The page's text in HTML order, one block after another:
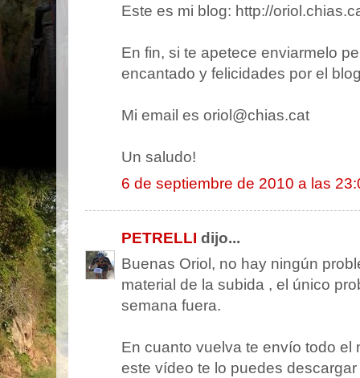
Este es mi blog: http://
En fin, si te apetece enviarmelo
encantado y felicidades por el
Mi email es oriol@chias.cat
Un saludo!
6 de septiembre de 2010 a las
PETRELLI dijo...
Buenas Oriol, no hay ningún
material de la subida , el único
semana fuera.
En cuanto vuelva te envío todo el
este vídeo te lo puedes